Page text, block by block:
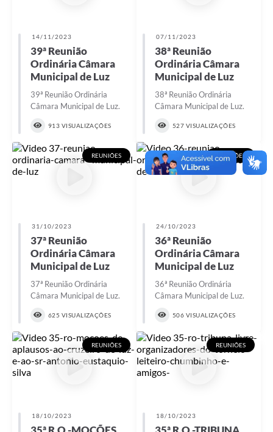
14/11/2023
39ª Reunião
Ordinária Câmara
Municipal de Luz
39ª Reunião Ordinária
Câmara Municipal de Luz.
913 VISUALIZAÇÕES
07/11/2023
38ª Reunião
Ordinária Câmara
Municipal de Luz
38ª Reunião Ordinária
Câmara Municipal de Luz.
527 VISUALIZAÇÕES
REUNIÕES
31/10/2023
37ª Reunião
Ordinária Câmara
Municipal de Luz
37ª Reunião Ordinária
Câmara Municipal de Luz.
625 VISUALIZAÇÕES
REUNIÕES
24/10/2023
36ª Reunião
Ordinária Câmara
Municipal de Luz
36ª Reunião Ordinária
Câmara Municipal de Luz.
506 VISUALIZAÇÕES
REUNIÕES
18/10/2023
REUNIÕES
18/10/2023